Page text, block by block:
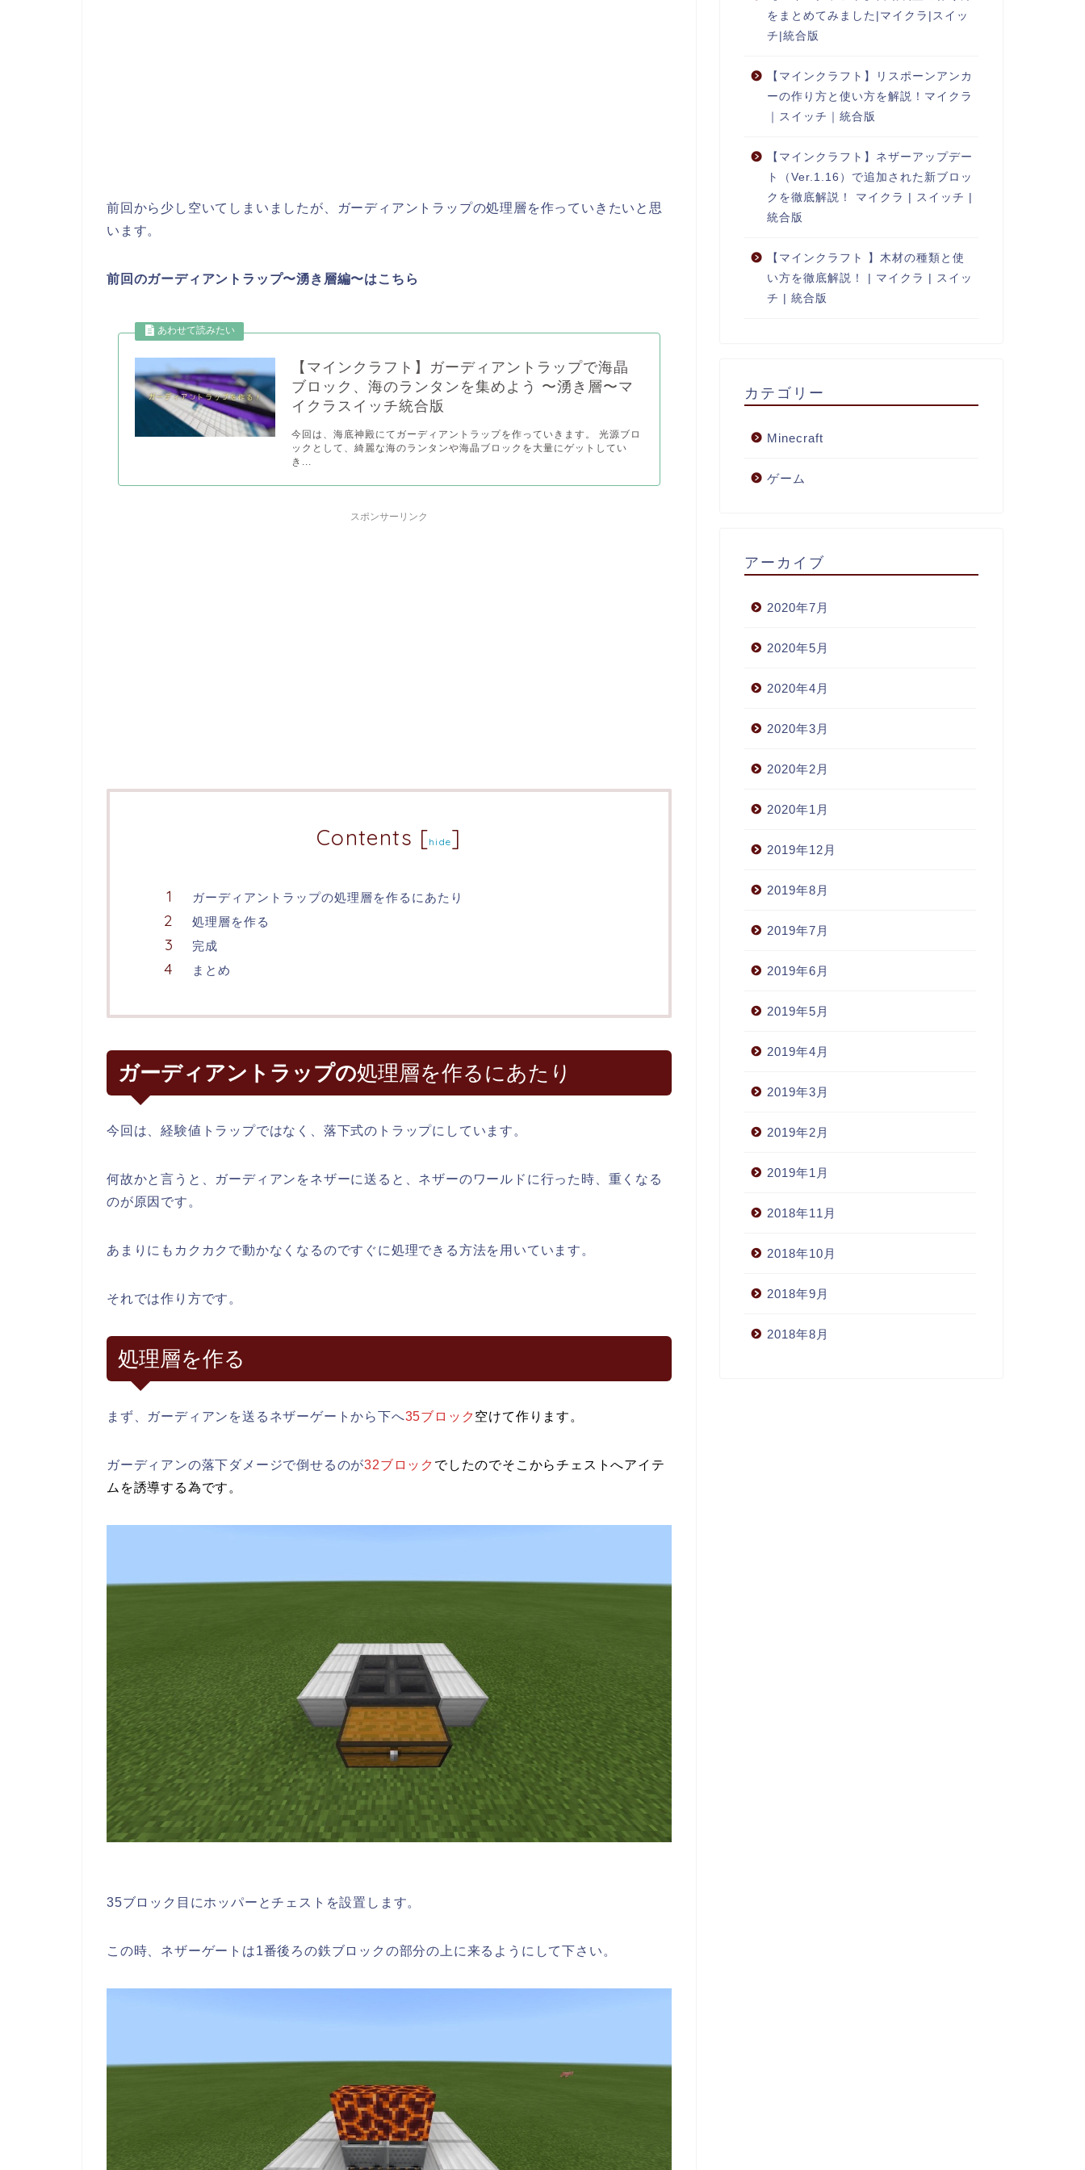
前回から少し空いてしまいましたが、ガーディアントラップの処理層を作っていきたいと思
います。
前回のガーディアントラップ〜湧き層編〜はこちら
【マインクラフト】ガーディアントラップで海晶
ブロック、海のランタンを集めよう 〜湧き層〜マ
イクラスイッチ統合版
今回は、海底神殿にてガーディアントラップを作っていきます。 光源ブロ
ックとして、綺麗な海のランタンや海晶ブロックを大量にゲットしてい
き...
スポンサーリンク
Contents [hide]
ガーディアントラップの処理層を作るにあたり
処理層を作る
完成
まとめ
ガーディアントラップの処理層を作るにあたり
今回は、経験値トラップではなく、落下式のトラップにしています。
何故かと言うと、ガーディアンをネザーに送ると、ネザーのワールドに行った時、重くなる
のが原因です。
あまりにもカクカクで動かなくなるのですぐに処理できる方法を用いています。
それでは作り方です。
処理層を作る
まず、ガーディアンを送るネザーゲートから下へ35ブロック 空けて作ります。
ガーディアンの落下ダメージで倒せるのが32ブロック でしたのでそこからチェストへアイテ
ムを誘導する為です。
35ブロック目にホッパーとチェストを設置します。
この時、ネザーゲートは1番後ろの鉄ブロックの部分の上に来るようにして下さい。
をまとめてみました|マイクラ|スイッ
チ|統合版
【マインクラフト】リスポーンアンカ
ーの作り方と使い方を解説！マイクラ
｜スイッチ｜統合版
【マインクラフト】ネザーアップデー
ト（Ver.1.16）で追加された新ブロッ
クを徹底解説！ マイクラ | スイッチ |
統合版
【マインクラフト 】木材の種類と使
い方を徹底解説！ | マイクラ | スイッ
チ | 統合版
カテゴリー
Minecraft
ゲーム
アーカイブ
2020年7月
2020年5月
2020年4月
2020年3月
2020年2月
2020年1月
2019年12月
2019年8月
2019年7月
2019年6月
2019年5月
2019年4月
2019年3月
2019年2月
2019年1月
2018年11月
2018年10月
2018年9月
2018年8月